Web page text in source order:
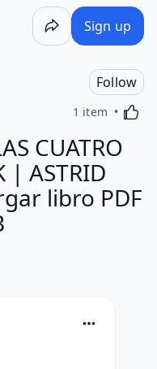
Sign up
Follow
1 item
CUATRO
| ASTRID
libro PDF